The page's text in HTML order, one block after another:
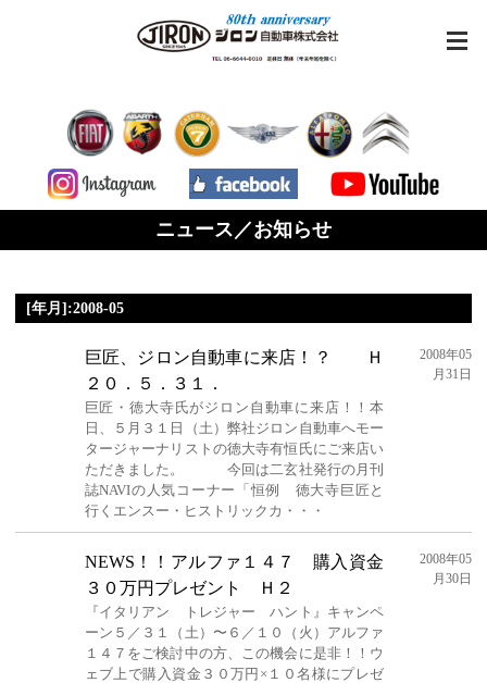
ニュース／お知らせ
[年月]:2008-05
巨匠、ジロン自動車に来店！？ Ｈ
２０．５．３１．
巨匠・徳大寺氏がジロン自動車に来店！！本
日、５月３１日（土）弊社ジロン自動車へモー
タージャーナリストの徳大寺有恒氏にご来店い
ただきました。 今回は二玄社発行の月刊
誌NAVIの人気コーナー「恒例 徳大寺巨匠と
行くエンスー・ヒストリックカ・・・
2008年05
月31日
NEWS！！アルファ１４７ 購入資金
３０万円プレゼント Ｈ２
『イタリアン トレジャー ハント』キャンペ
ーン５／３１（土）〜６／１０（火）アルファ
１４７をご検討中の方、この機会に是非！！ウ
ェブ上で購入資金３０万円×１０名様にプレゼ
2008年05
月30日